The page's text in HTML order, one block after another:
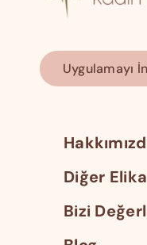
Uygulamayı
Diğer
Bizi